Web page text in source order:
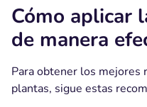
Cómo aplicar
de manera
Para obtener los mejores
plantas, sigue estas